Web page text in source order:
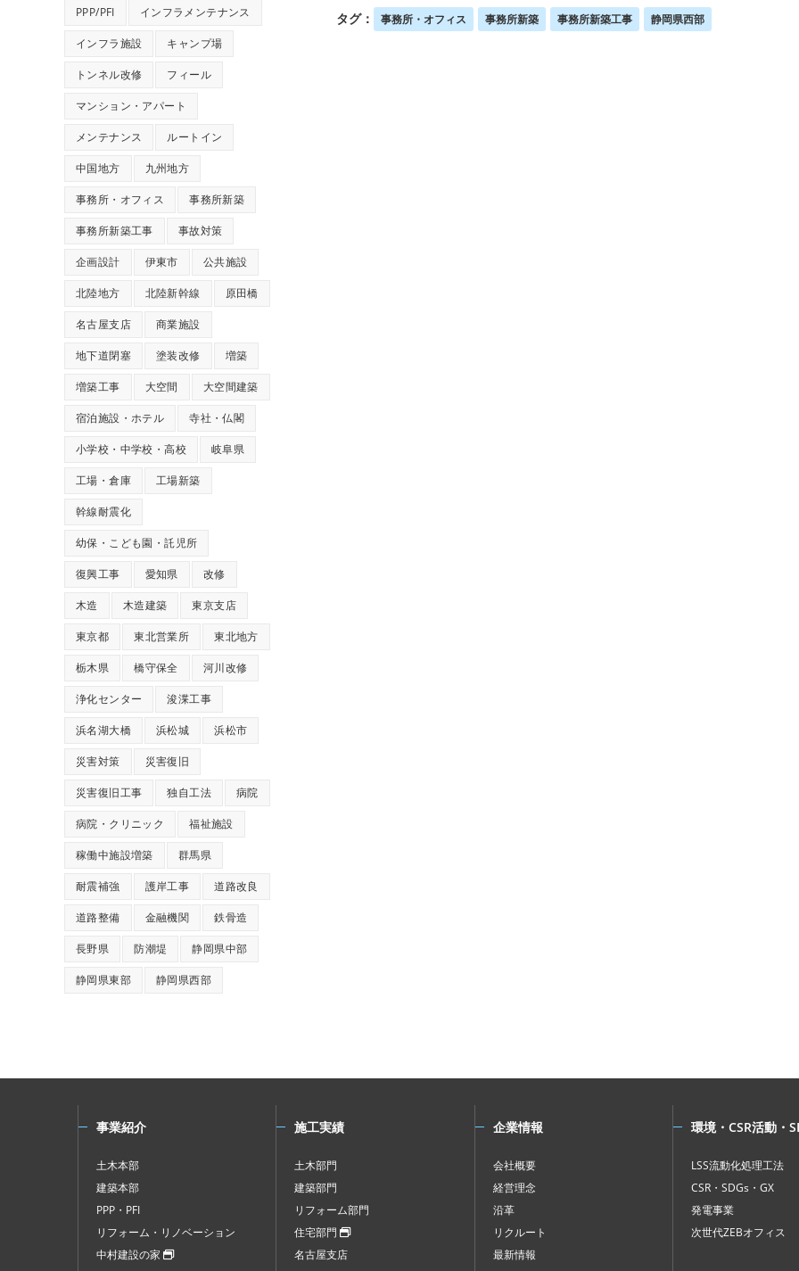
タグ： 事務所・オフィス 事務所新築 事務所新築工事 静岡県西部
PPP/PFI インフラメンテナンス
インフラ施設 キャンプ場
トンネル改修 フィール
マンション・アパート
メンテナンス ルートイン
中国地方 九州地方
事務所・オフィス 事務所新築
事務所新築工事 事故対策
企画設計 伊東市 公共施設
北陸地方 北陸新幹線 原田橋
名古屋支店 商業施設
地下道閉塞 塗装改修 増築
増築工事 大空間 大空間建築
宿泊施設・ホテル 寺社・仏閣
小学校・中学校・高校 岐阜県
工場・倉庫 工場新築
幹線耐震化
幼保・こども園・託児所
復興工事 愛知県 改修
木造 木造建築 東京支店
東京都 東北営業所 東北地方
栃木県 橋守保全 河川改修
浄化センター 浚渫工事
浜名湖大橋 浜松城 浜松市
災害対策 災害復旧
災害復旧工事 独自工法 病院
病院・クリニック 福祉施設
稼働中施設増築 群馬県
耐震補強 護岸工事 道路改良
道路整備 金融機関 鉄骨造
長野県 防潮堤 静岡県中部
静岡県東部 静岡県西部
事業紹介
土木本部
建築本部
PPP・PFI
リフォーム・リノベーション
中村建設の家
施工実績
土木部門
建築部門
リフォーム部門
住宅部門
名古屋支店
企業情報
会社概要
経営理念
沿革
リクルート
最新情報
環境・CSR活動・
LSS流動化処理工法
CSR・SDGs・GX
発電事業
次世代ZEBオフィス